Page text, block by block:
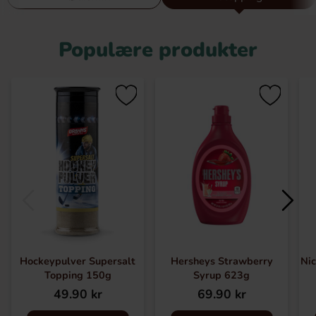
egne opfindsomme smagsvarianter, som for eksempel hvid
Populære produkter
Hockeypulver Supersalt
Topping 150g
49.90 kr
Hersheys Strawberry
Syrup 623g
69.90 kr